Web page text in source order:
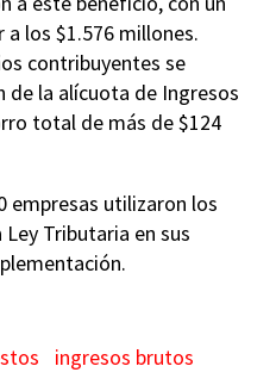
los $1.576 millones.
contribuyentes se
de la alícuota de Ingresos
total de más de $124
empresas utilizaron los
Tributaria en sus
ingresos brutos